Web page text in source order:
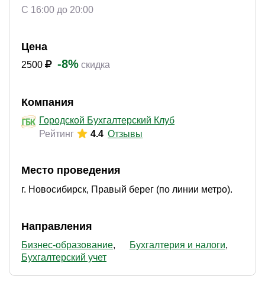
С 16:00 до 20:00
Цена
2500 -8% скидка
Компания
Городской Бухгалтерский Клуб
Рейтинг
4.4 Отзывы
Место проведения
г. Новосибирск, Правый берег (по линии метро).
Направления
Бизнес-образование
Бухгалтерия и налоги
Бухгалтерский учет